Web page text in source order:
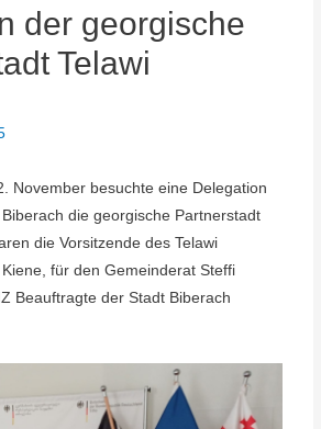
der georgische
Telawi
November besuchte eine Delegation
die georgische Partnerstadt
die Vorsitzende des Telawi
für den Gemeinderat Steffi
Beauftragte der Stadt Biberach